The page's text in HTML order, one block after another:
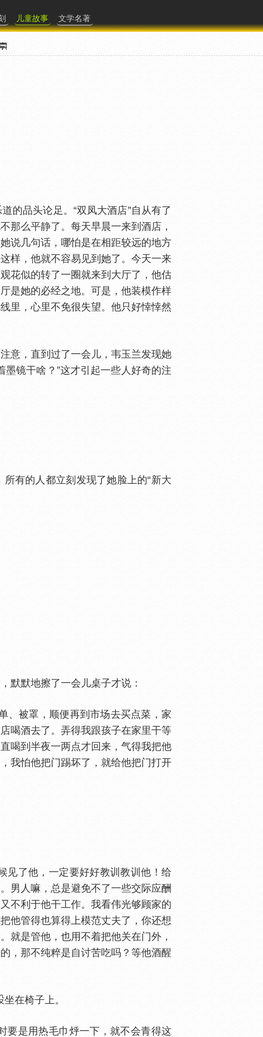
儿童故事 文学名著
的品头论足。“双凤大酒店”自从有了
那么平静了。每天早晨一来到酒店，
说几句话，哪怕是在相距较远的地方
样，他就不容易见到她了。今天一来
花似的转了一圈就来到大厅了，他估
是她的必经之地。可是，他装模作样
里，心里不免很失望。他只好悻悻然
，直到过了一会儿，韦玉兰发现她
镜干啥？”这才引起一些人好奇的注
有的人都立刻发现了她脸上的“新大
默默地擦了一会儿桌子才说：
、被罩，顺便再到市场去买点菜，家
喝酒去了。弄得我跟孩子在家里干等
喝到半夜一两点才回来，气得我把他
我怕他把门踢坏了，就给他把门打开
了他，一定要好好教训教训他！给
男人嘛，总是避免不了一些交际应酬
不利于他干工作。我看伟光够顾家的
他管得也算得上模范丈夫了，你还想
就是管他，也用不着把他关在门外，
，那不纯粹是自讨苦吃吗？等他酒醒
坐在椅子上。
是用热毛巾烀一下，就不会青得这